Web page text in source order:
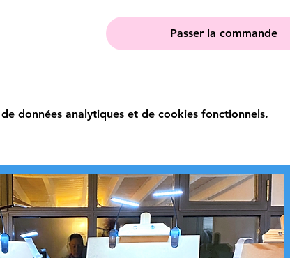
Passer la commande
données analytiques et de cookies fonctionnels.